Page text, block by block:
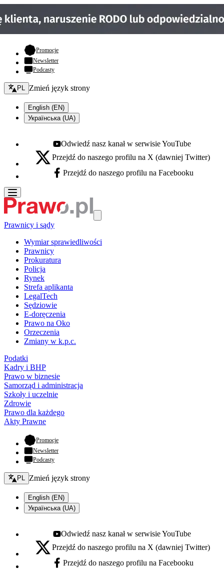
Promocje- otwiera się w nowej karcie
Newsletter
Podcasty
Zmień język - bieżący:
PL Zmień język strony
English (EN)
Українська (UA)
Youtube - otwiera się w nowej karcie
Odwiedź nasz kanał w serwisie YouTube
X - otwiera się w nowej karcie
Przejdź do naszego profilu na X (dawniej Twitter)
Facebook - otwiera się w nowej karcie
Przejdź do naszego profilu na Facebooku
Prawnicy i sądy
Wymiar sprawiedliwości
Prawnicy
Prokuratura
Policja
Rynek
Strefa aplikanta
LegalTech
Sędziowie
E-doręczenia
Prawo na Oko
Orzeczenia
Zmiany w k.p.c.
Podatki
Kadry i BHP
Prawo w biznesie
Samorząd i administracja
Szkoły i uczelnie
Zdrowie
Prawo dla każdego
Akty Prawne
Promocje- otwiera się w nowej karcie
Newsletter
Podcasty
Zmień język - bieżący:
PL Zmień język strony
English (EN)
Українська (UA)
Youtube - otwiera się w nowej karcie
Odwiedź nasz kanał w serwisie YouTube
X - otwiera się w nowej karcie
Przejdź do naszego profilu na X (dawniej Twitter)
Facebook - otwiera się w nowej karcie
Przejdź do naszego profilu na Facebooku